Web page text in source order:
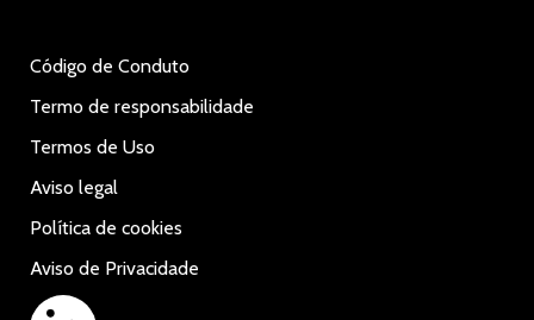
Código de Conduto
Termo de responsabilidade
Termos de Uso
Aviso legal
Política de cookies
Aviso de Privacidade